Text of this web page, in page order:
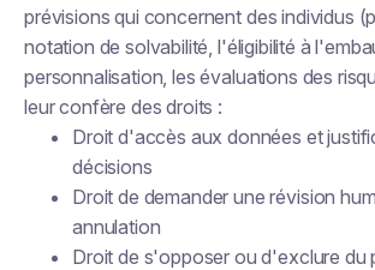
prévisions qui concernent des individus
notation de solvabilité, l'éligibilité à
personnalisation, les évaluations des
leur confère des droits :
Droit d'accès aux données et
décisions
Droit de demander une révision
annulation
Droit de s'opposer ou d'exclure du